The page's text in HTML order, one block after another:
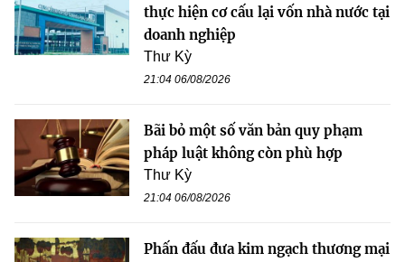
thực hiện cơ cấu lại vốn nhà nước tại
doanh nghiệp
Thư Kỳ
21:04 06/08/2026
Bãi bỏ một số văn bản quy phạm
pháp luật không còn phù hợp
Thư Kỳ
21:04 06/08/2026
Phấn đấu đưa kim ngạch thương mại